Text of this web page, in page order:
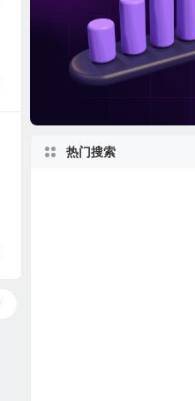
热门搜索